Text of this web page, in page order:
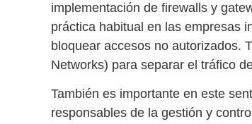
implementación de firewalls y
práctica habitual en las empresas
bloquear accesos no autorizados.
Networks) para separar el tráfico
También es importante en este
responsables de la gestión y